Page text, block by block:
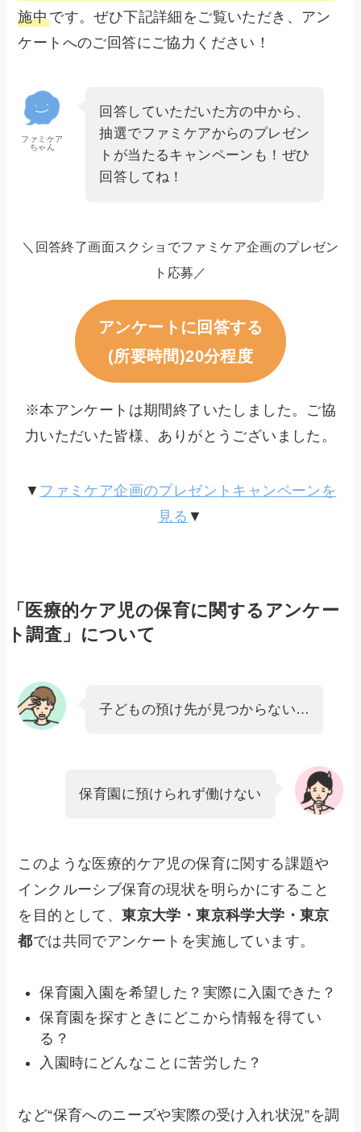
施中です。ぜひ下記詳細をご覧いただき、アン
ケートへのご回答にご協力ください！
ファミケア
ちゃん
回答していただいた方の中から、
抽選でファミケアからのプレゼン
トが当たるキャンペーンも！ぜひ
回答してね！
＼回答終了画面スクショでファミケア企画のプレゼン
ト応募／
アンケートに回答する
(所要時間)20分程度
※本アンケートは期間終了いたしました。ご協
力いただいた皆様、ありがとうございました。
▼ ファミケア企画のプレゼントキャンペーンを
見る ▼
「医療的ケア児の保育に関するアンケー
ト調査」について
子どもの預け先が見つからない…
保育園に預けられず働けない
このような医療的ケア児の保育に関する課題や
インクルーシブ保育の現状を明らかにすること
を目的として、東京大学・東京科学大学・東京
都では共同でアンケートを実施しています。
保育園入園を希望した？実際に入園できた？
保育園を探すときにどこから情報を得てい
る？
入園時にどんなことに苦労した？
など“保育へのニーズや実際の受け入れ状況”を調